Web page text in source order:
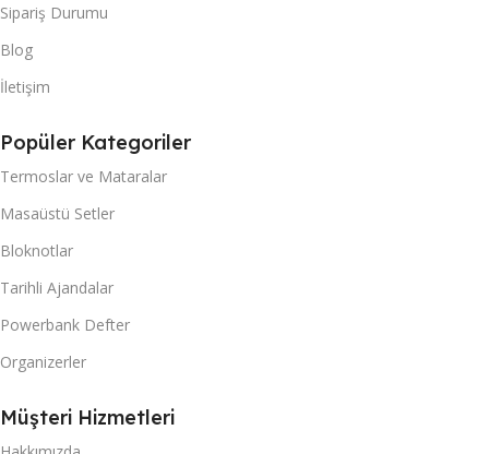
Sipariş Durumu
Blog
İletişim
Popüler Kategoriler
Termoslar ve Mataralar
Masaüstü Setler
Bloknotlar
Tarihli Ajandalar
Powerbank Defter
Organizerler
Müşteri Hizmetleri